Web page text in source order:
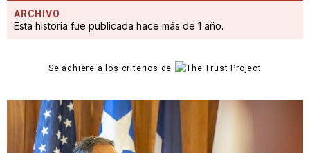
ARCHIVO
Esta historia fue publicada hace más de 1 año.
Se adhiere a los criterios de